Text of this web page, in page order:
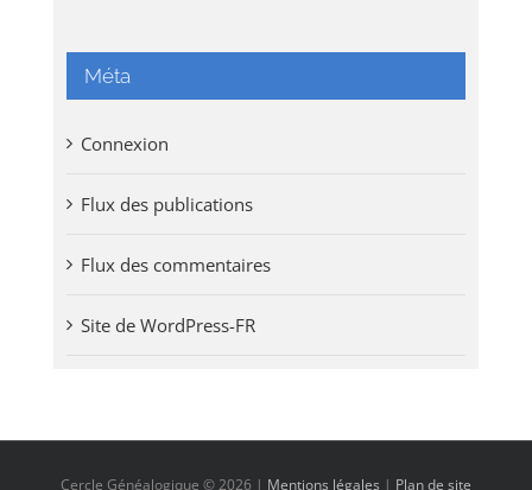
Méta
Connexion
Flux des publications
Flux des commentaires
Site de WordPress-FR
Cercle Généalogique ©2026 | Mentions légales | Plan de site